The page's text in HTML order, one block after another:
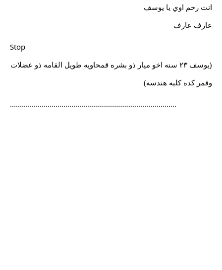
انت رخم اوي يا يوسف
عارف عارف
Stop
(يوسف ٢٣ سنه اخو ميار ذو بشره قمحاويه طويل القامه ذو عضلات
وقمر كده كليه هندسه)
....................................................................................